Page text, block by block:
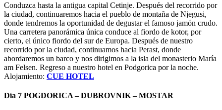
Conduzca hasta la antigua capital Cetinje. Después del recorrido por
la ciudad, continuaremos hacia el pueblo de montaña de Njegusi,
donde tendremos la oportunidad de degustar el famoso jamón crudo.
Una carretera panorámica única conduce al fiordo de kotor, por
cierto, el único fiordo del sur de Europa. Después de nuestro
recorrido por la ciudad, continuamos hacia Perast, donde
abordaremos un barco y nos dirigimos a la isla del monasterio María
am Felsen. Regreso a nuestro hotel en Podgorica por la noche.
Alojamiento: CUE HOTEL
Día 7 POGDORICA – DUBROVNIK – MOSTAR